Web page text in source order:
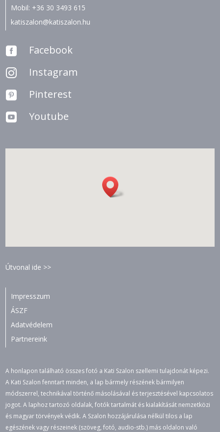
Mobil: +36 30 3493 615
katiszalon@katiszalon.hu
 Facebook
 Instagram
 Pinterest
 Youtube
Útvonal ide >>
Impresszum
ÁSZF
Adatvédelem
Partnereink
A honlapon található összes fotó a Kati Szalon szellemi tulajdonát képezi.
A Kati Szalon fenntart minden, a lap bármely részének bármilyen
módszerrel, technikával történő másolásával és terjesztésével kapcsolatos
jogot. A laphoz tartozó oldalak, fotók tartalmát és kialakítását nemzetközi
és magyar törvények védik. A Szalon hozzájárulása nélkül tilos a lap
egészének vagy részeinek (szöveg, fotó, audio-stb.) más oldalon való